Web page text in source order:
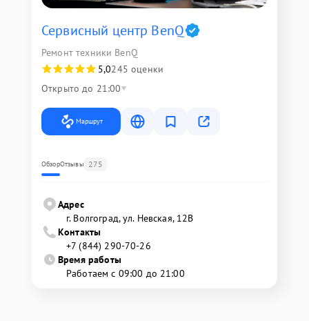
Сервисный центр BenQ
Ремонт техники BenQ
5,0245 оценки
Открыто до 21:00
Маршрут
ОбзорОтзывы 275
Адрес
г. Волгоград, ул. Невская, 12В
Контакты
+7 (844) 290-70-26
Время работы
Работаем с 09:00 до 21:00